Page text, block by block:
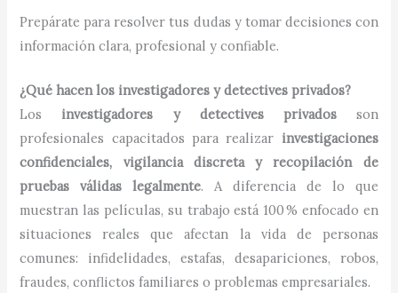
Prepárate para resolver tus dudas y tomar decisiones con
información clara, profesional y confiable.
¿Qué hacen los investigadores y detectives privados?
Los investigadores y detectives privadosson
profesionales capacitados para realizar investigaciones
confidenciales, vigilancia discreta y recopilación de
pruebas válidas legalmente. A diferencia de lo que
muestran las películas, su trabajo está 100 % enfocado en
situaciones reales que afectan la vida de personas
comunes: infidelidades, estafas, desapariciones, robos,
fraudes, conflictos familiares o problemas empresariales.